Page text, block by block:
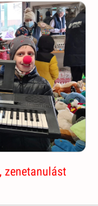
zenetanulást